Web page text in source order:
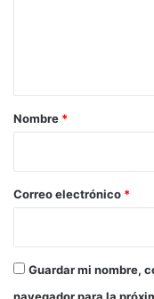
r
*
Nombre *
Correo electrónico *
Guardar mi nombre,